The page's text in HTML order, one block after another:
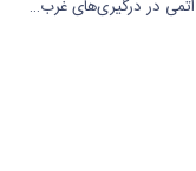
اتمی در درگیری‌های غرب…